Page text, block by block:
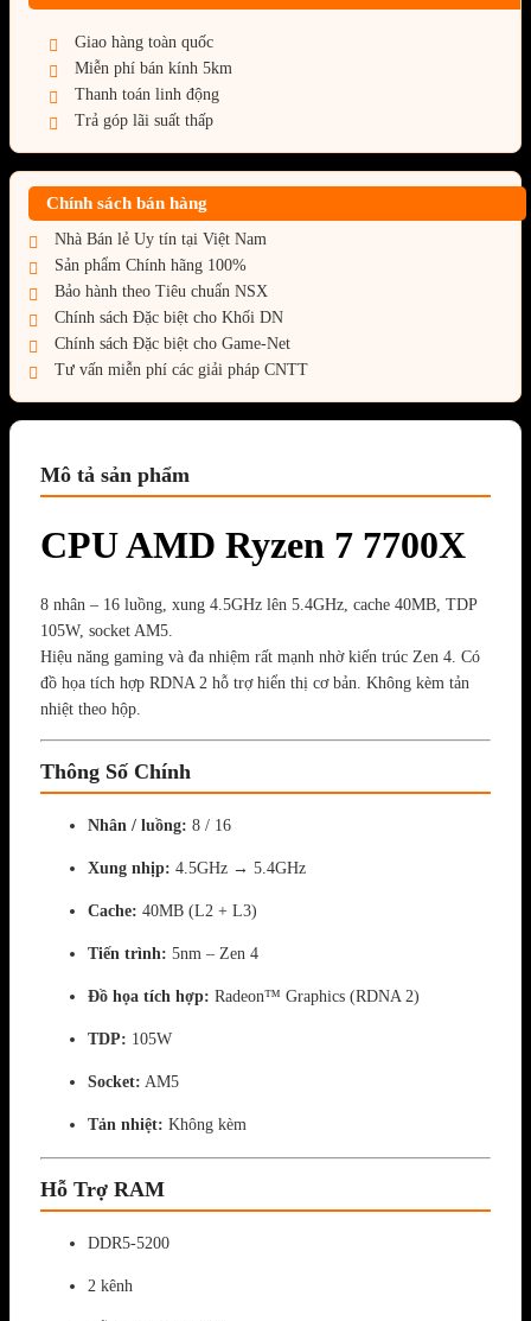
Giao hàng toàn quốc
Miễn phí bán kính 5km
Thanh toán linh động
Trả góp lãi suất thấp
Chính sách bán hàng
Nhà Bán lẻ Uy tín tại Việt Nam
Sản phẩm Chính hãng 100%
Bảo hành theo Tiêu chuẩn NSX
Chính sách Đặc biệt cho Khối DN
Chính sách Đặc biệt cho Game-Net
Tư vấn miễn phí các giải pháp CNTT
Mô tả sản phẩm
CPU AMD Ryzen 7 7700X
8 nhân – 16 luồng, xung 4.5GHz lên 5.4GHz, cache 40MB, TDP
105W, socket AM5.
Hiệu năng gaming và đa nhiệm rất mạnh nhờ kiến trúc Zen 4. Có
đồ họa tích hợp RDNA 2 hỗ trợ hiển thị cơ bản. Không kèm tản
nhiệt theo hộp.
Thông Số Chính
Nhân / luồng: 8 / 16
Xung nhịp: 4.5GHz → 5.4GHz
Cache: 40MB (L2 + L3)
Tiến trình: 5nm – Zen 4
Đồ họa tích hợp: Radeon™ Graphics (RDNA 2)
TDP: 105W
Socket: AM5
Tản nhiệt: Không kèm
Hỗ Trợ RAM
DDR5-5200
2 kênh